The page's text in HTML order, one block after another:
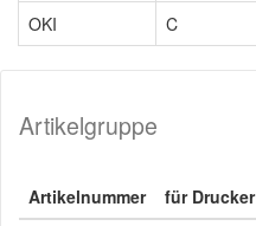
OKI
C
Artikelgruppe
Artikelnummer für Drucker